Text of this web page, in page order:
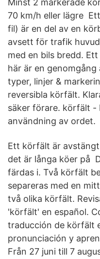
Minst 2 markerade
70 km/h eller lägre
fil) är en del av en
avsett för trafik
med en bils bredd.
här är en
typer, linjer &
reversibla körfält.
säker förare. körfält -
användning av ordet.
Ett körfält är
det är långa köer på
färdas i. Två körfält
separeras med en
två olika körfält.
'körfält' en español.
traducción de körfält
pronunciación y
Från 27 juni till 7